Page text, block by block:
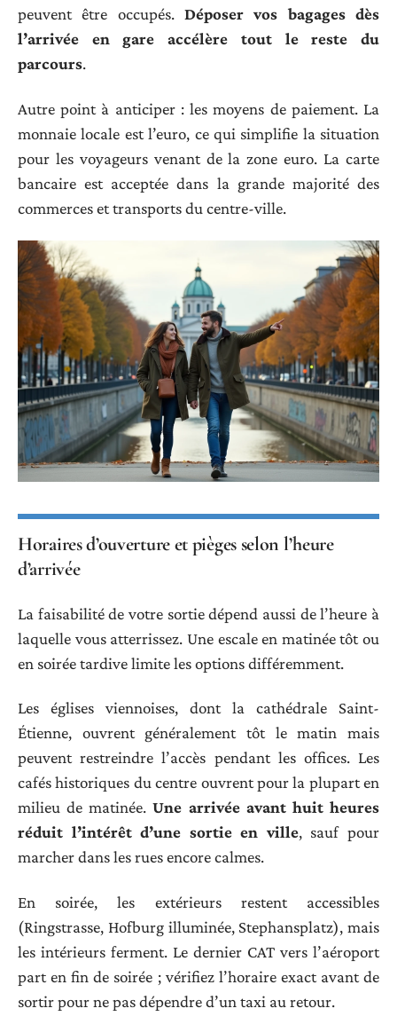
peuvent être occupés. Déposer vos bagages dès
l’arrivée en gare accélère tout le reste du
parcours.
Autre point à anticiper : les moyens de paiement. La
monnaie locale est l’euro, ce qui simplifie la situation
pour les voyageurs venant de la zone euro. La carte
bancaire est acceptée dans la grande majorité des
commerces et transports du centre-ville.
Horaires d’ouverture et pièges selon l’heure
d’arrivée
La faisabilité de votre sortie dépend aussi de l’heure à
laquelle vous atterrissez. Une escale en matinée tôt ou
en soirée tardive limite les options différemment.
Les églises viennoises, dont la cathédrale Saint-
Étienne, ouvrent généralement tôt le matin mais
peuvent restreindre l’accès pendant les offices. Les
cafés historiques du centre ouvrent pour la plupart en
milieu de matinée.Une arrivée avant huit heures
réduit l’intérêt d’une sortie en ville, sauf pour
marcher dans les rues encore calmes.
En soirée, les extérieurs restent accessibles
(Ringstrasse, Hofburg illuminée, Stephansplatz), mais
les intérieurs ferment. Le dernier CAT vers l’aéroport
part en fin de soirée ; vérifiez l’horaire exact avant de
sortir pour ne pas dépendre d’un taxi au retour.